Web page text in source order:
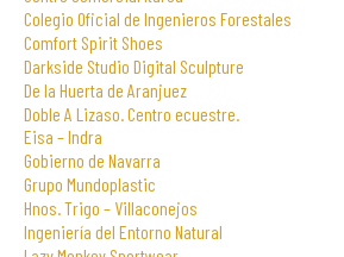
Colegio Oficial de Ingenieros Forestales
Comfort Spirit Shoes
Darkside Studio Digital Sculpture
De la Huerta de Aranjuez
Doble A Lizaso. Centro ecuestre.
Eisa – Indra
Gobierno de Navarra
Grupo Mundoplastic
Hnos. Trigo – Villaconejos
Ingeniería del Entorno Natural